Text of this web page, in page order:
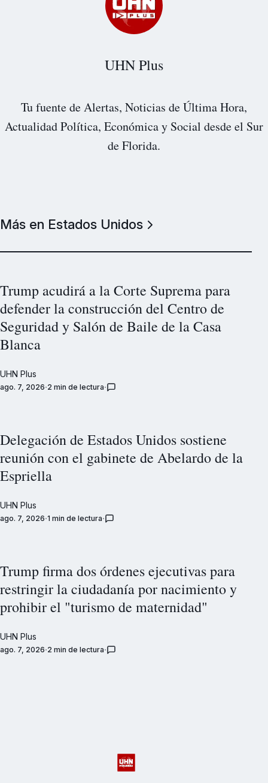
UHN Plus
Tu fuente de Alertas, Noticias de Última Hora,
Actualidad Política, Económica y Social desde el Sur
de Florida.
Más en Estados Unidos
Trump acudirá a la Corte Suprema para
defender la construcción del Centro de
Seguridad y Salón de Baile de la Casa
Blanca
UHN Plus
ago. 7, 2026 2 min de lectura
Delegación de Estados Unidos sostiene
reunión con el gabinete de Abelardo de la
Espriella
UHN Plus
ago. 7, 2026 1 min de lectura
Trump firma dos órdenes ejecutivas para
restringir la ciudadanía por nacimiento y
prohibir el "turismo de maternidad"
UHN Plus
ago. 7, 2026 2 min de lectura